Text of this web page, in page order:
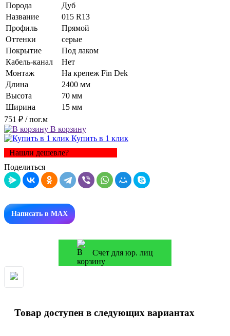
Порода
Дуб
Название
015 R13
Профиль
Прямой
Оттенки
серые
Покрытие
Под лаком
Кабель-канал
Нет
Монтаж
На крепеж Fin Dek
Длина
2400 мм
Высота
70 мм
Ширина
15 мм
751 ₽ / пог.м
В корзину
Купить в 1 клик
Нашли дешевле?
Поделиться
Написать в MAX
Счет для юр. лиц
Товар доступен в следующих вариантах